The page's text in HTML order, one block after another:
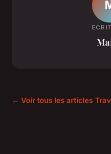
← Voir tous les articles